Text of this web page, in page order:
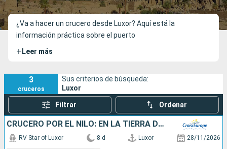
Puertos Compañías
¿Va a hacer un crucero desde Luxor? Aquí está la
información práctica sobre el puerto
+ Leer más
3
cruceros
Sus criterios de búsqueda:
Luxor
Filtrar Ordenar
CRUCERO POR EL NILO: EN LA TIERRA DE LOS FARAONES (PUERTO-PUERTO)
RV Star of Luxor 8 d Luxor 28/11/2026